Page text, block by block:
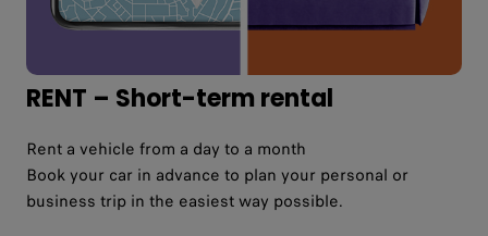
RENT – Short-term rental
Rent a vehicle from a day to a month
Book your car in advance to plan your personal or
business trip in the easiest way possible.